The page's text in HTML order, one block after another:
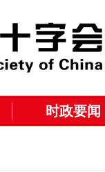
时政要闻